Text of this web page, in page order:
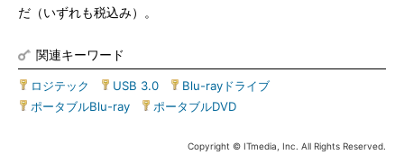
だ（いずれも税込み）。
関連キーワード
ロジテック USB 3.0 Blu-rayドライブ
ポータブルBlu-ray
ポータブルDVD
Copyright © ITmedia, Inc. All Rights Reserved.